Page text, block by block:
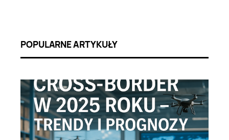
POPULARNE ARTYKUŁY